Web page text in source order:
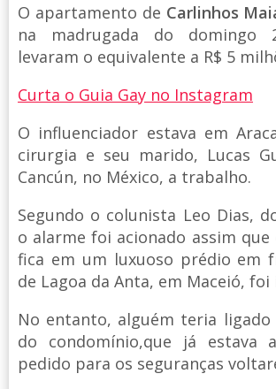
O apartamento de Carlinhos
na madrugada do domingo
levaram o equivalente a R$ 5
Curta o Guia Gay no Instagram
O influenciador estava em
cirurgia e seu marido, Lucas
Cancún, no México, a trabalho.
Segundo o colunista Leo Dias,
o alarme foi acionado assim que
fica em um luxuoso prédio em
de Lagoa da Anta, em Maceió, foi
No entanto, alguém teria
do condomínio,que já estava
pedido para os seguranças